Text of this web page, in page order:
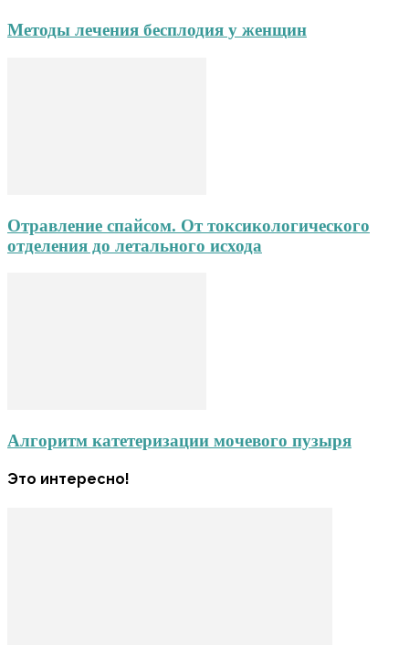
Методы лечения бесплодия у женщин
Отравление спайсом. От токсикологического
отделения до летального исхода
Алгоритм катетеризации мочевого пузыря
Это интересно!